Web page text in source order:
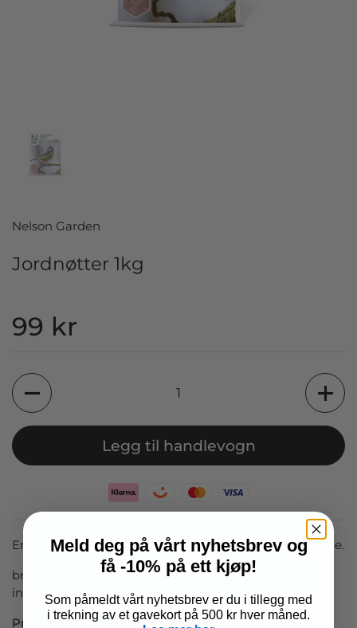
Nelson Garden
Jordnøtter 1kg
Pris:
99 kr
Antall
Legg til handlevogn
Energirike jordnøtter er en sikker favoritt hos villfuglene.
brukes i en fuglemater egnet for nøtter, eller blandet
inn i hjemmelaget fuglemat.
Produktspesifikasjoner:
Meld deg på vårt nyhetsbrev og
få -10% på ett kjøp!
Som påmeldt vårt nyhetsbrev er du i tillegg med
i trekning av et gavekort på 500 kr hver måned.